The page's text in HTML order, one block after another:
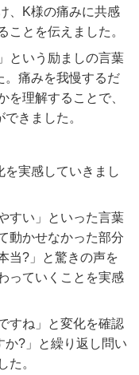
、K様の痛みに共感
ことを伝えました。
という励ましの言葉
。痛みを我慢するだ
を理解することで、
きました。
実感していきまし
すい」といった言葉
動かせなかった部分
当?」と驚きの声を
っていくことを実感
すね」と変化を確認
か?」と繰り返し問い
た。